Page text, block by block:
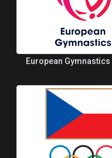
European Gymnastics